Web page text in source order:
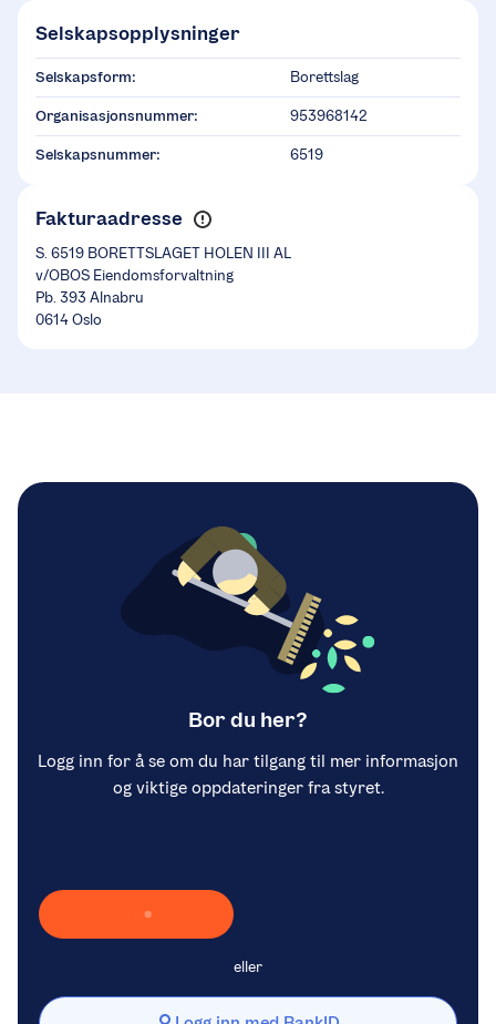
Selskapsopplysninger
Selskapsform: Borettslag
Organisasjonsnummer: 953968142
Selskapsnummer: 6519
Fakturaadresse
S. 6519 BORETTSLAGET HOLEN III AL
v/OBOS Eiendomsforvaltning
Pb. 393 Alnabru
0614 Oslo
Bor du her?
Logg inn for å se om du har tilgang til mer informasjon
og viktige oppdateringer fra styret.
Laster inn Vipps …
eller